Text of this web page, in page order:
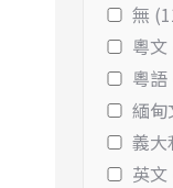
無
粵文
粵語
緬甸
義大
英文